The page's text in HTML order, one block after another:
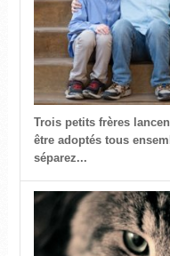
Trois petits frères
être adoptés tous
séparez...